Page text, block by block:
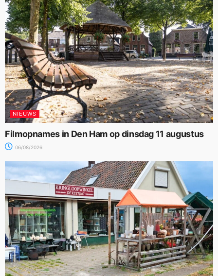
NIEUWS
Filmopnames in Den Ham op dinsdag 11 augustus
06/08/2026